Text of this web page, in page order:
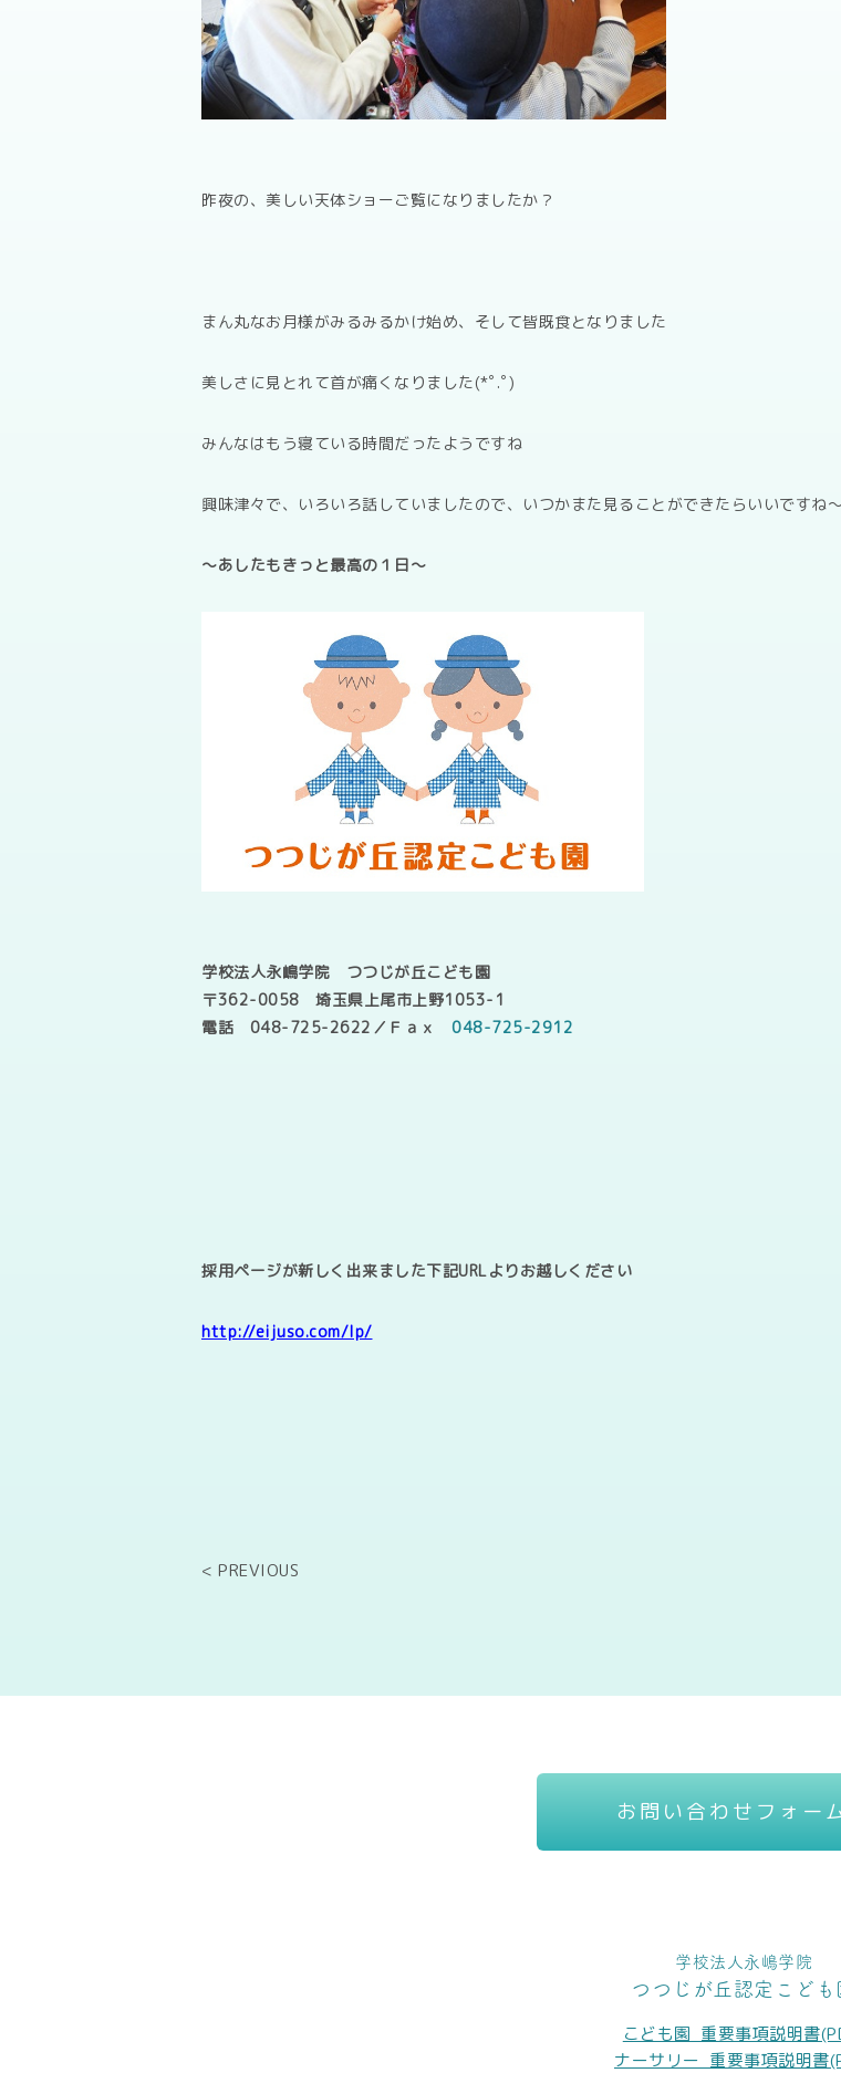
昨夜の、美しい天体ショーご覧になりましたか？
まん丸なお月様がみるみるかけ始め、そして皆既食となりました
美しさに見とれて首が痛くなりました(*ﾟ.ﾟ)
みんなはもう寝ている時間だったようですね
興味津々で、いろいろ話していましたので、いつかまた見ることができたらいいですね～
～あしたもきっと最高の１日～
学校法人永嶋学院 つつじが丘こども園
〒362-0058 埼玉県上尾市上野1053-1
電話 048-725-2622／Ｆａｘ 048-725-2912
採用ページが新しく出来ました下記URLよりお越しください
http://eijuso.com/lp/
< PREVIOUS
お問い合わせフォー
学校法人永嶋学院
つつじが丘認定こども
こども園_重要事項説明書
ナーサリー_重要事項説明書